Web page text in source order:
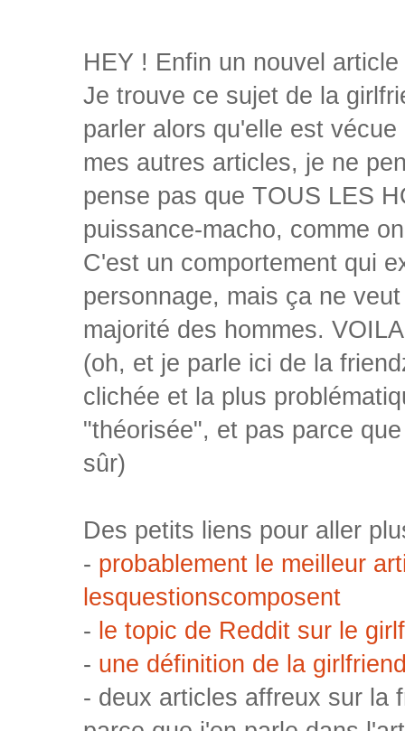
HEY ! Enfin un nouvel
Je trouve ce sujet de la
parler alors qu'elle est
mes autres articles, je ne
pense pas que TOUS LES
puissance-macho, comme
C'est un comportement qui
personnage, mais ça ne
majorité des hommes.
(oh, et je parle ici de la
clichée et la plus
"théorisée", et pas parce
sûr)
Des petits liens pour aller
- probablement le meilleur
lesquestionscomposent
- le topic de Reddit sur le
- une définition de la
- deux articles affreux sur la